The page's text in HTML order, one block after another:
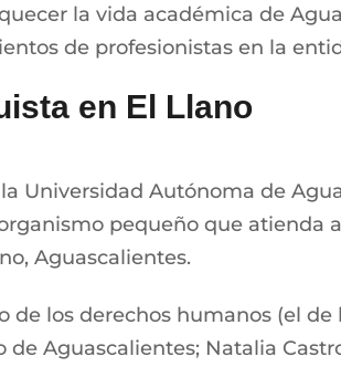
la vida académica de
de profesionistas en la
en El Llano
Universidad Autónoma de
pequeño que atienda
Aguascalientes.
de los derechos humanos (el de
Aguascalientes; Natalia